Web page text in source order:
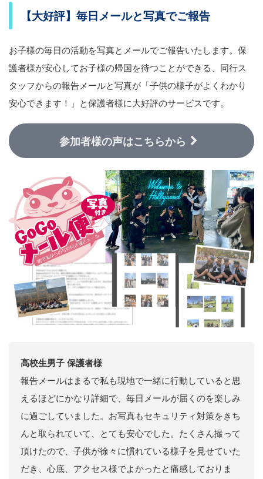
【大好評】毎日メールと写真でご報告
お子様の毎日の活動を写真とメールでご報告いたします。保
護者様が安心してお子様の帰国を待つことができる、同行ス
タッフからの報告メールと写真が「子供の様子がよくわかり
安心できます！」と保護者様に大好評のサービスです。
参加者様の声はこちらから
高校生男子 保護者様
報告メールはまるで私も現地で一緒に行動していると思
えるほどにかなり詳細で、毎日メールが届くのを楽しみ
に過ごしていました。お写真もセキュリティ対策をきち
んと取られていて、とても安心でした。たくさん撮って
頂けたので、子供が徐々に慣れている様子を見せていた
だき、心底、アクセス様でよかったと痛感しておりま